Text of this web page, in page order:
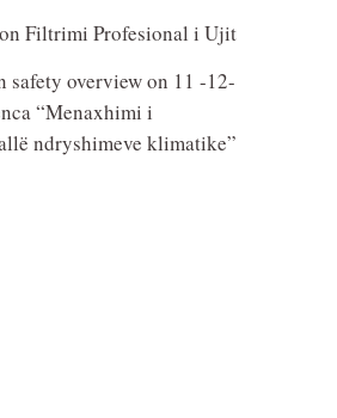
on Filtrimi Profesional i Ujit
safety overviewon 11 -12-
“Menaxhimi i
ndryshimeve klimatike”